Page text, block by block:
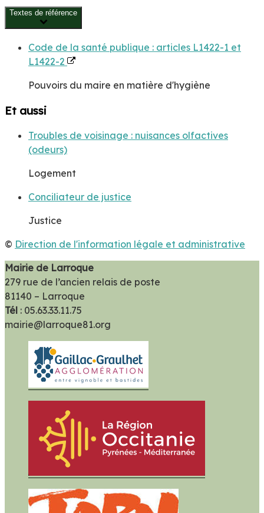
Textes de référence
Code de la santé publique : articles L1422-1 et
L1422-2
Pouvoirs du maire en matière d'hygiène
Et aussi
Troubles de voisinage : nuisances olfactives
(odeurs)
Logement
Conciliateur de justice
Justice
© Direction de l'information légale et administrative
Mairie de Larroque
279 rue de l’ancien relais de poste
81140 – Larroque
Tél : 05.63.33.11.75
mairie@larroque81.org